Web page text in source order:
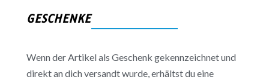
GESCHENKE
Wenn der Artikel als Geschenk gekennzeichnet und
direkt an dich versandt wurde, erhältst du eine